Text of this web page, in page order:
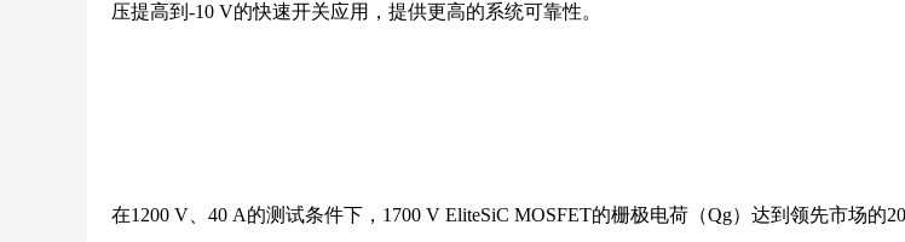
压提高到-10 V的快速开关应用，提供更高的系统可靠性。
在1200 V、40 A的测试条件下，1700 V EliteSiC MOSFET的栅极电荷（Qg）达到领先市场的